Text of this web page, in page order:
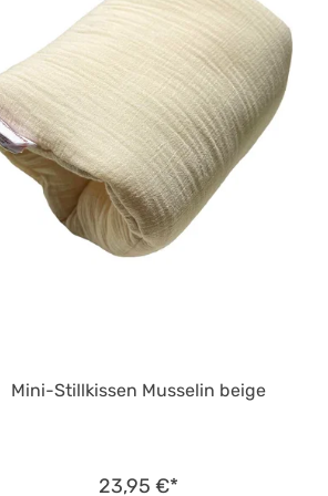
Mini-Stillkissen Musselin beige
23,95 €*